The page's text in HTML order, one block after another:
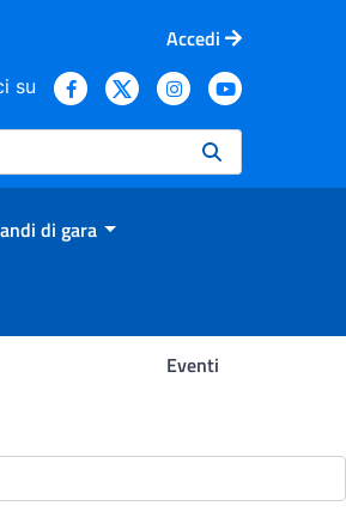
Accedi
su
di gara
Eventi